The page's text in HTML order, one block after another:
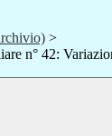
>
n° 42: